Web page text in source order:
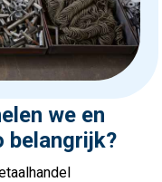
we en
belangrijk?